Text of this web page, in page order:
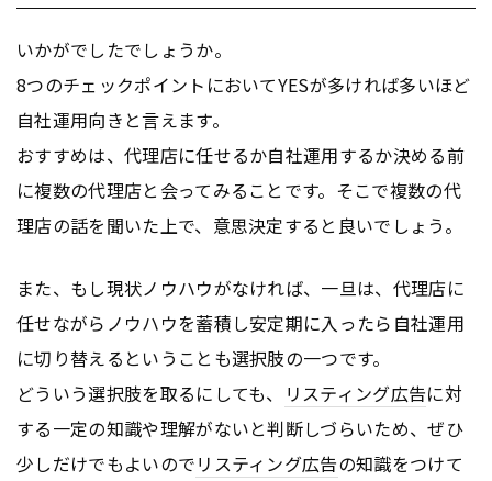
いかがでしたでしょうか。
8つのチェックポイントにおいてYESが多ければ多いほど
自社運用向きと言えます。
おすすめは、代理店に任せるか自社運用するか決める前
に複数の代理店と会ってみることです。そこで複数の代
理店の話を聞いた上で、意思決定すると良いでしょう。
また、もし現状ノウハウがなければ、一旦は、代理店に
任せながらノウハウを蓄積し安定期に入ったら自社運用
に切り替えるということも選択肢の一つです。
どういう選択肢を取るにしても、 リスティング広告に対
する一定の知識や理解がないと判断しづらいため、ぜひ
少しだけでもよいのでリスティング広告の知識をつけて